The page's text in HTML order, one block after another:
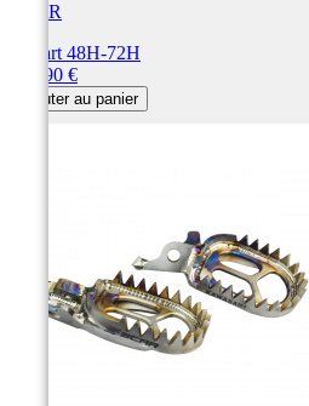
SCAR
Départ 48H-72H
269,90 €
Ajouter au panier